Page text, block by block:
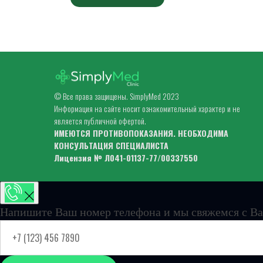
© Все права защищены. SimplyMed 2023
Информация на сайте носит ознакомительный характер и не
является публичной офертой.
ИМЕЮТСЯ ПРОТИВОПОКАЗАНИЯ. НЕОБХОДИМА
КОНСУЛЬТАЦИЯ СПЕЦИАЛИСТА
Лицензия № Л041-01137-77/00337550
Напишите Ваш номер телефона и мы свяжемся с